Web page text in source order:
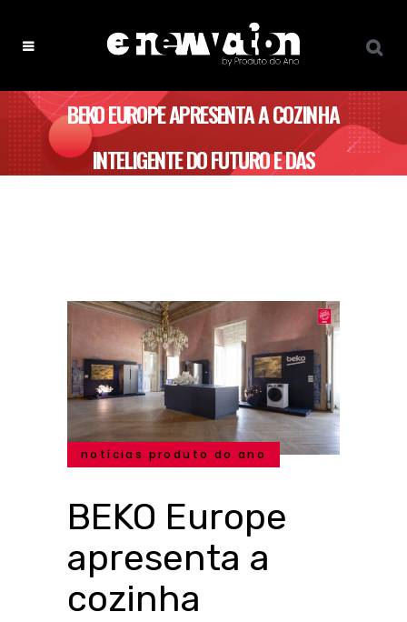
BEKO EUROPE APRESENTA A COZINHA
INTELIGENTE DO FUTURO E DAS
notícias produto do ano
BEKO Europe
apresenta a
cozinha